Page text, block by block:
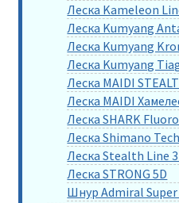
Леска Kameleon
Леска Kumyang
Леска Kumyang
Леска Kumyang
Леска MAIDI
Леска MAIDI
Леска SHARK
Леска Shimano
Леска Stealth Line
Леска STRONG 5D
Шнур Admiral Super